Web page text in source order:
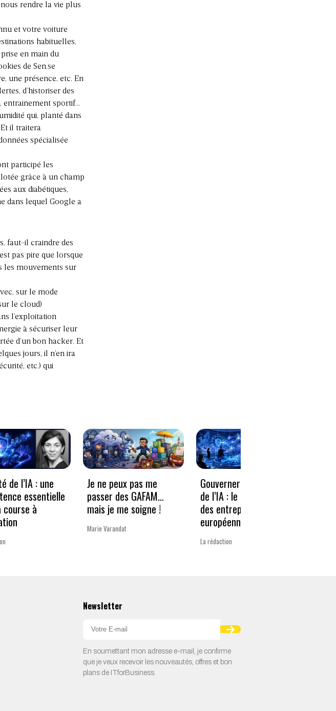
rendre la vie plus
et votre voiture
habituelles,
en main du
de Sen.se
une présence, etc. En
d’historiser des
entrainement sportif…
qui, planté dans
il traitera
spécialisée
participé les
grâce à un champ
aux diabétiques,
dans lequel Google a
faut-il craindre des
pas pire que lorsque
les mouvements sur
sur le mode
le cloud)
l’exploitation
à sécuriser leur
d’un bon hacker. Et
jours, il n’en ira
etc.) qui
de l’IA : une
essentielle
course à
Je ne peux pas me
passer des GAFAM…
mais je me soigne !
Marie Varandat
Gouverner à la vitesse
de l’IA : le nouveau défi
des entreprises
européennes
La rédaction
Newsletter
En soumettant mon adresse e-mail, je confirme
que je veux recevoir les nouveautés, offres et bon
plans de ITforBusiness.